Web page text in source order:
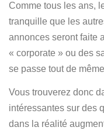
Comme tous les ans,
tranquille que les
annonces seront faite
« corporate » ou des
se passe tout de
Vous trouverez donc
intéressantes sur des
dans la réalité